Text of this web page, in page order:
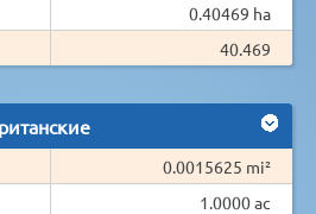
0.40469 ha
40.469
0.0015625 mi²
1.0000 ac